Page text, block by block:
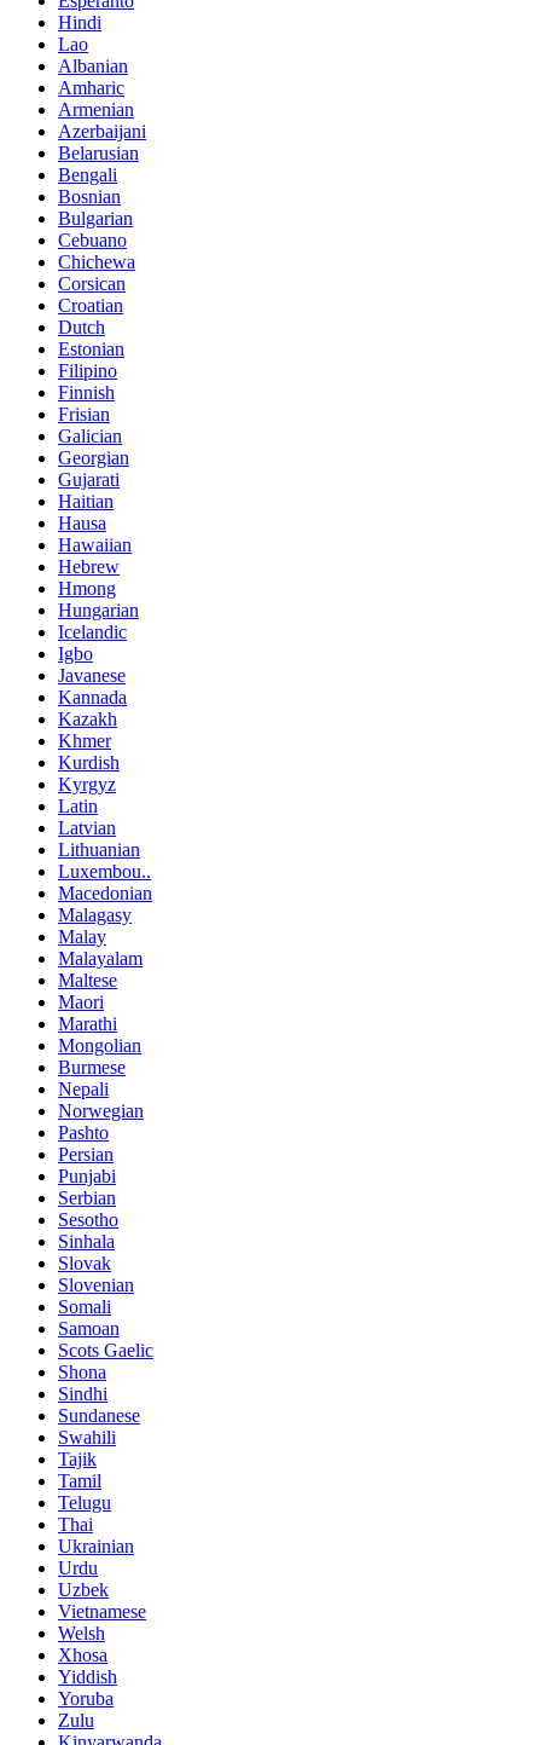
Hindi
Lao
Albanian
Amharic
Armenian
Azerbaijani
Belarusian
Bengali
Bosnian
Bulgarian
Cebuano
Chichewa
Corsican
Croatian
Dutch
Estonian
Filipino
Finnish
Frisian
Galician
Georgian
Gujarati
Haitian
Hausa
Hawaiian
Hebrew
Hmong
Hungarian
Icelandic
Igbo
Javanese
Kannada
Kazakh
Khmer
Kurdish
Kyrgyz
Latin
Latvian
Lithuanian
Luxembou..
Macedonian
Malagasy
Malay
Malayalam
Maltese
Maori
Marathi
Mongolian
Burmese
Nepali
Norwegian
Pashto
Persian
Punjabi
Serbian
Sesotho
Sinhala
Slovak
Slovenian
Somali
Samoan
Scots Gaelic
Shona
Sindhi
Sundanese
Swahili
Tajik
Tamil
Telugu
Thai
Ukrainian
Urdu
Uzbek
Vietnamese
Welsh
Xhosa
Yiddish
Yoruba
Zulu